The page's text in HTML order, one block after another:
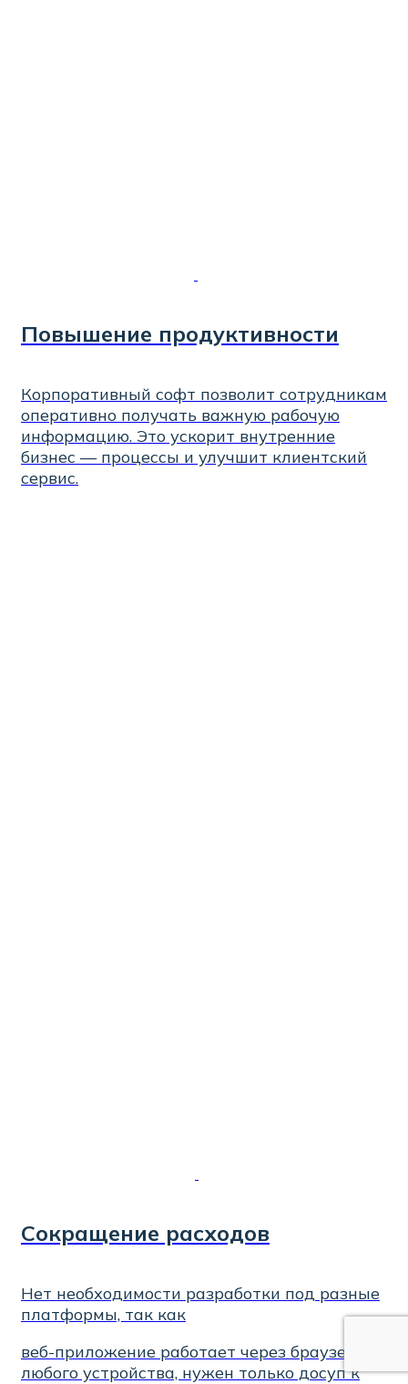
Повышение продуктивности
Корпоративный софт позволит сотрудникам
оперативно получать важную рабочую
информацию. Это ускорит внутренние
бизнес — процессы и улучшит клиентский
сервис.
Сокращение расходов
Нет необходимости разработки под разные
платформы, так как
веб-приложение работает через браузер с
любого устройства, нужен только досуп к